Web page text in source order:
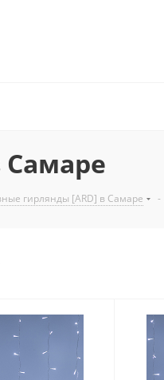
Самаре
гирлянды [ARD] в Самаре -